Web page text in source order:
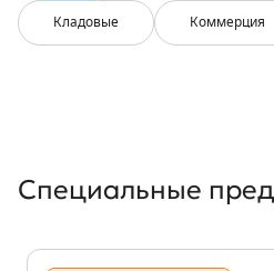
Кладовые Коммерция
Специальные